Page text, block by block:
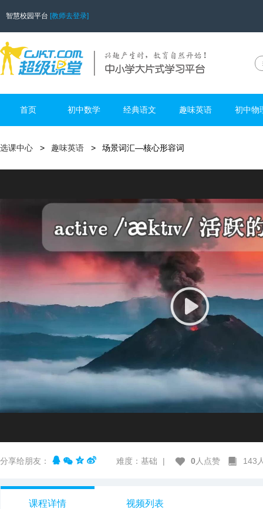
智慧校园平台 [教师去登录]
首页 初中数学 经典语文 趣味英语 初中物
选课中心 趣味英语 场景词汇—核心形容词
分享给朋友： 难度：基础 | 0 人点赞 143
课程详情 视频列表